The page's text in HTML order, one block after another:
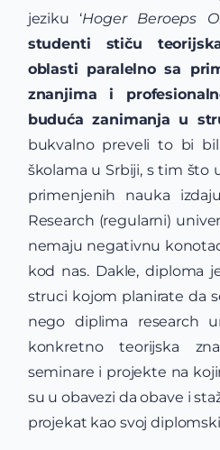
jeziku ‘Hoger Beroeps
studenti stiču
oblasti paralelno sa
znanjima i
buduća zanimanja u
bukvalno preveli to bi
školama u Srbiji, s tim što
primenjenih nauka
Research (regularni)
nemaju negativnu
kod nas. Dakle, diploma
struci kojom planirate da
nego diplima research
konkretno teorijska
seminare i projekte na
su u obavezi da obave i
projekat kao svoj